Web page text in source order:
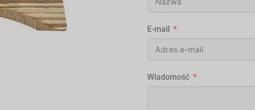
E-mail
Wiadomość